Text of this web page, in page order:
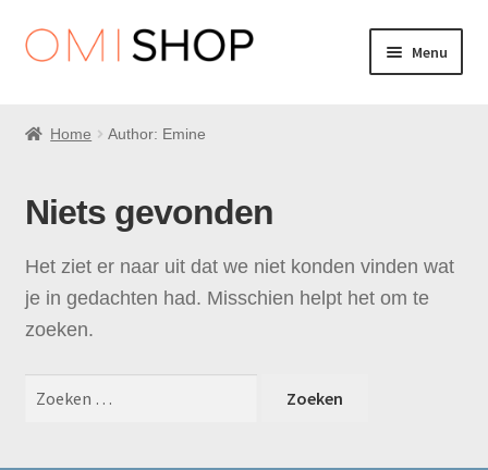
Ga
door
navigatie
Ga
direct
de
Menu
Boeken
Foto’s
Home Author: Emine
Niets gevonden
Het ziet er naar uit dat we niet konden vinden wat
je in gedachten had. Misschien helpt het om te
zoeken.